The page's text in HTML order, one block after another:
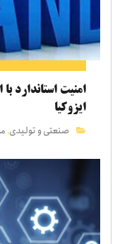
امنیت استاندارد
ایزوکیا
صنعتی و تولیدی,